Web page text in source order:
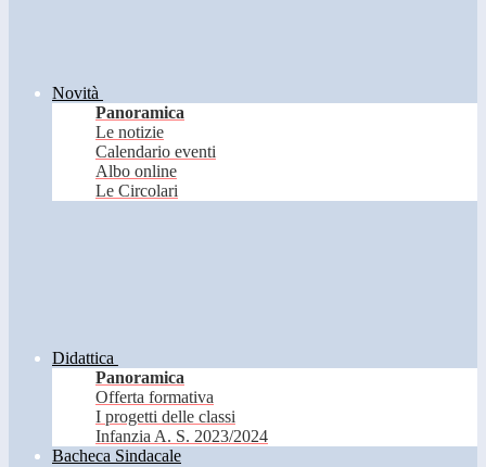
Novità
Panoramica
Le notizie
Calendario eventi
Albo online
Le Circolari
Didattica
Panoramica
Offerta formativa
I progetti delle classi
Infanzia A. S. 2023/2024
Bacheca Sindacale